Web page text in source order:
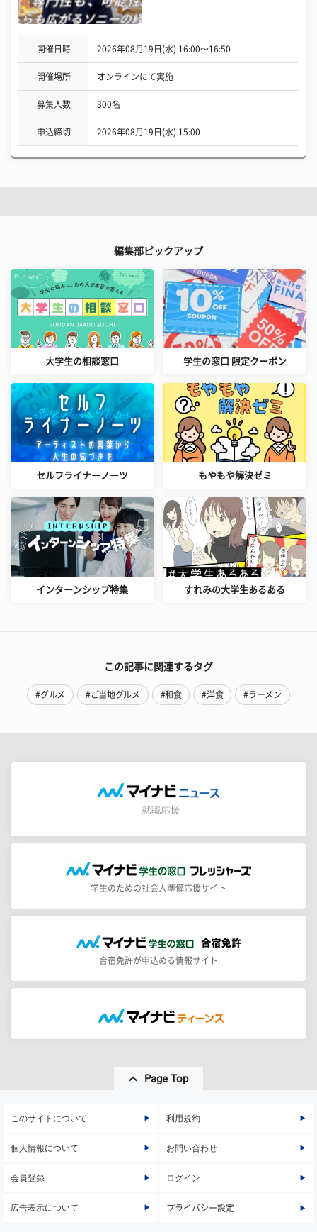
開催日時 2026年08月19日(水) 16:00〜16:50
開催場所 オンラインにて実施
募集人数 300名
申込締切 2026年08月19日(水) 15:00
編集部ピックアップ
大学生の相談窓口 学生の窓口 限定クーポン
セルフライナーノーツ もやもや解決ゼミ
インターンシップ特集 すれみの大学生あるある
この記事に関連するタグ
#グルメ #ご当地グルメ #和食 #洋食 #ラーメン
学生のための社会人準備応援サイト
合宿免許が申込める情報サイト
Page Top
このサイトについて 利用規約
個人情報について お問い合わせ
会員登録 ログイン
広告表示について プライバシー設定